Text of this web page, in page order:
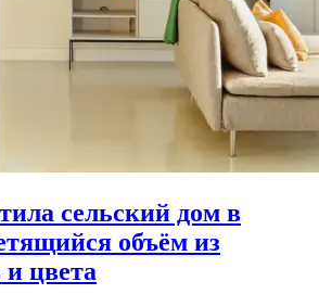
сельский дом в
объём из
и цвета